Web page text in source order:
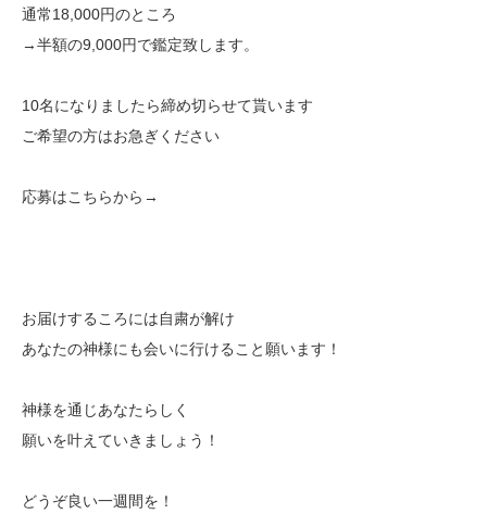
通常18,000円のところ
→半額の9,000円で鑑定致します。
10名になりましたら締め切らせて貰います
ご希望の方はお急ぎください
応募はこちらから→
お届けするころには自粛が解け
あなたの神様にも会いに行けること願います！
神様を通じあなたらしく
願いを叶えていきましょう！
どうぞ良い一週間を！